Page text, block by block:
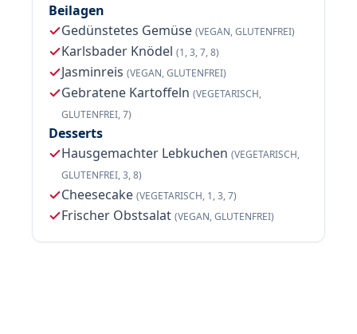
Beilagen
Gedünstetes Gemüse (VEGAN, GLUTENFREI)
Karlsbader Knödel (1, 3, 7, 8)
Jasminreis (VEGAN, GLUTENFREI)
Gebratene Kartoffeln (VEGETARISCH,
GLUTENFREI, 7)
Desserts
Hausgemachter Lebkuchen (VEGETARISCH,
GLUTENFREI, 3, 8)
Cheesecake (VEGETARISCH, 1, 3, 7)
Frischer Obstsalat (VEGAN, GLUTENFREI)